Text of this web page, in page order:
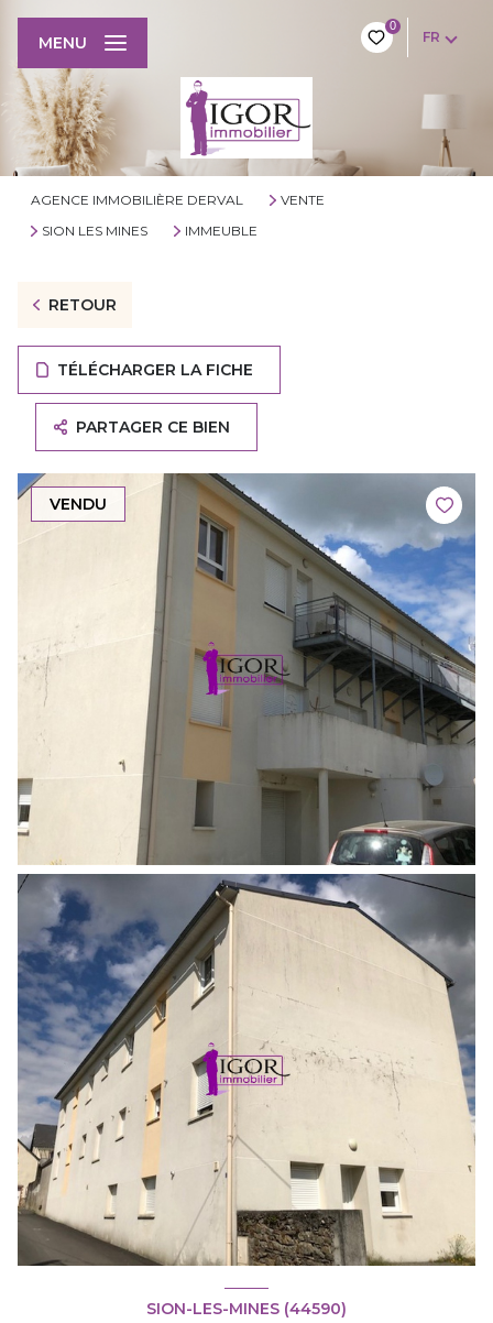
0
FR
MENU
AGENCE IMMOBILIÈRE DERVAL
VENTE
SION LES MINES
IMMEUBLE
RETOUR
TÉLÉCHARGER LA FICHE
PARTAGER CE BIEN
VENDU
SION-LES-MINES (44590)